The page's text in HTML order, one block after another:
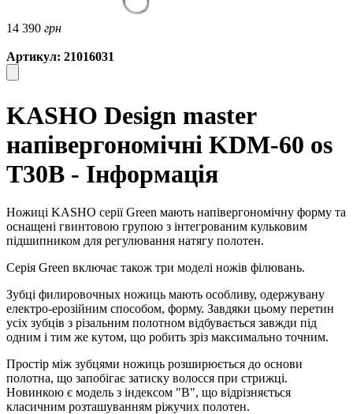
14 390 грн
Артикул: 21016031
KASHO Design master
напівергономічні KDM-60 os
T30B - Інформація
Ножиці KASHO серії Green мають напівергономічну форму та
оснащені гвинтовою групою з інтегрованим кульковим
підшипником для регулювання натягу полотен.
Серія Green включає також три моделі ножів філювань.
Зубці филировочных ножиць мають особливу, одержувану
електро-ерозійним способом, форму. Завдяки цьому перетин
усіх зубців з різальним полотном відбувається завжди під
одним і тим же кутом, що робить зріз максимально точним.
Простір між зубцями ножиць розширюється до основи
полотна, що запобігає затиску волосся при стрижці.
Новинкою є модель з індексом "B", що відрізняється
класичним розташуванням ріжучих полотен.